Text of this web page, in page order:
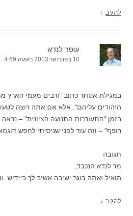
להגיב ↓
עופר לנדא
10 בפברואר 2013 בשעה 4:59
במגילת אסתר כתוב "ורבים מעמי הארץ
היהודים עליהם". אלא אם אתה רוצה
בזמן "התעוררות התנועה הציונית" –
רופף" – וזה עוד לפני שניסיתי לחפש
תגובה
מר לנדא הנכבד,
הואיל ואתה בוגר ישיבה אשיב לך ביידיש.
להגיב ↓